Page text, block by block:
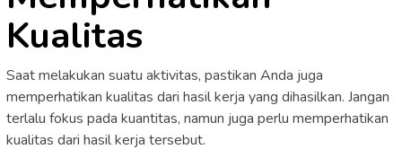
Kualitas
Saat melakukan suatu aktivitas, pastikan Anda juga
memperhatikan kualitas dari hasil kerja yang dihasilkan. Jangan
terlalu fokus pada kuantitas, namun juga perlu memperhatikan
kualitas dari hasil kerja tersebut.